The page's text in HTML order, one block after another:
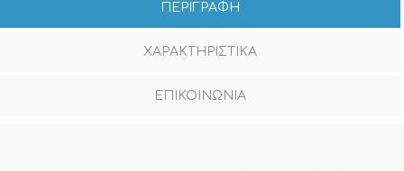
ΠΕΡΙΓΡΑΦΗ
ΧΑΡΑΚΤΗΡΙΣΤΙΚΑ
ΕΠΙΚΟΙΝΩΝΙΑ